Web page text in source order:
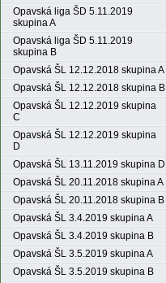
Opavská liga ŠD 5.11.2019
skupina A
Opavská liga ŠD 5.11.2019
skupina B
Opavská ŠL 12.12.2018 skupina A
Opavská ŠL 12.12.2018 skupina B
Opavská ŠL 12.12.2019 skupina
C
Opavská ŠL 12.12.2019 skupina
D
Opavská ŠL 13.11.2019 skupina D
Opavská ŠL 20.11.2018 skupina A
Opavská ŠL 20.11.2018 skupina B
Opavská ŠL 3.4.2019 skupina A
Opavská ŠL 3.4.2019 skupina B
Opavská ŠL 3.5.2019 skupina A
Opavská ŠL 3.5.2019 skupina B